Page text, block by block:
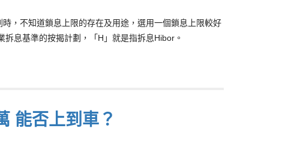
，不知道鎖息上限的存在及用途，選用一個鎖息上限較好
息基準的按揭計劃，「H」就是指拆息Hibor。
能否上到車？